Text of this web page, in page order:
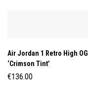
Air Jordan 1 Retro High OG
‘Crimson Tint’
€136.00